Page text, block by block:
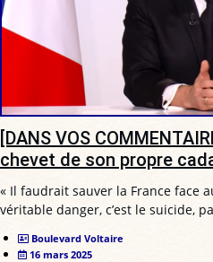
[DANS VOS
chevet de son propre
« Il faudrait sauver la France face
véritable danger, c’est le suicide,
Boulevard Voltaire
16 mars 2025